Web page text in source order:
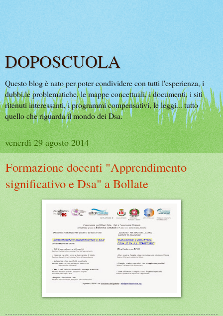
DOPOSCUOLA
Questo blog è nato per poter condividere con tutti l'esperienza, i
dubbi,le problematiche, le mappe concettuali, i documenti, i siti
ritenuti interessanti, i programmi compensativi, le leggi... tutto
quello che riguarda il mondo dei Dsa.
venerdì 29 agosto 2014
Formazione docenti "Apprendimento
significativo e Dsa" a Bollate